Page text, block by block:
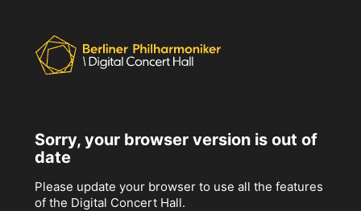
Sorry, your browser version is out of
date
Please update your browser to use all the features
of the Digital Concert Hall.